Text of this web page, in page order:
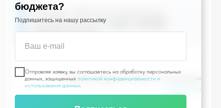
бюджета?
Подпишитесь на нашу рассылку
Ваш e-mail
Отправляя заявку, вы соглашаетесь на обработку персональных
данных, защищенных политикой конфиденциальности и
использования данных.
© e-budget.ru, 2026. Автор: Альмира Базеева.
Копирование допускается
ссылкой на источник.
— Альмира Базеева, эксперт по госзакупкам
e-budget.ru